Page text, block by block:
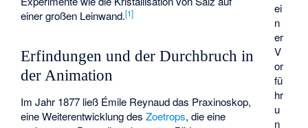
ei
n
er
V
or
fü
hr
u
n
einer großen Leinwand.[1]
Erfindungen und der Durchbruch in
der Animation
Im Jahr 1877 ließ Émile Reynaud das Praxinoskop,
eine Weiterentwicklung desZoetrops, die eine